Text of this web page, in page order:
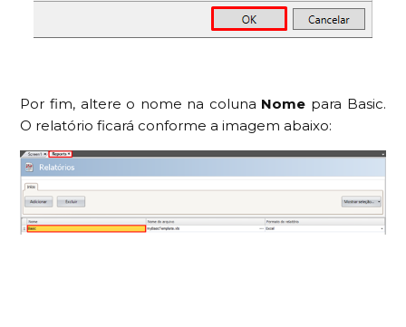
Por fim, altere o nome na coluna Nome para Basic.
O relatório ficará conforme a imagem abaixo: